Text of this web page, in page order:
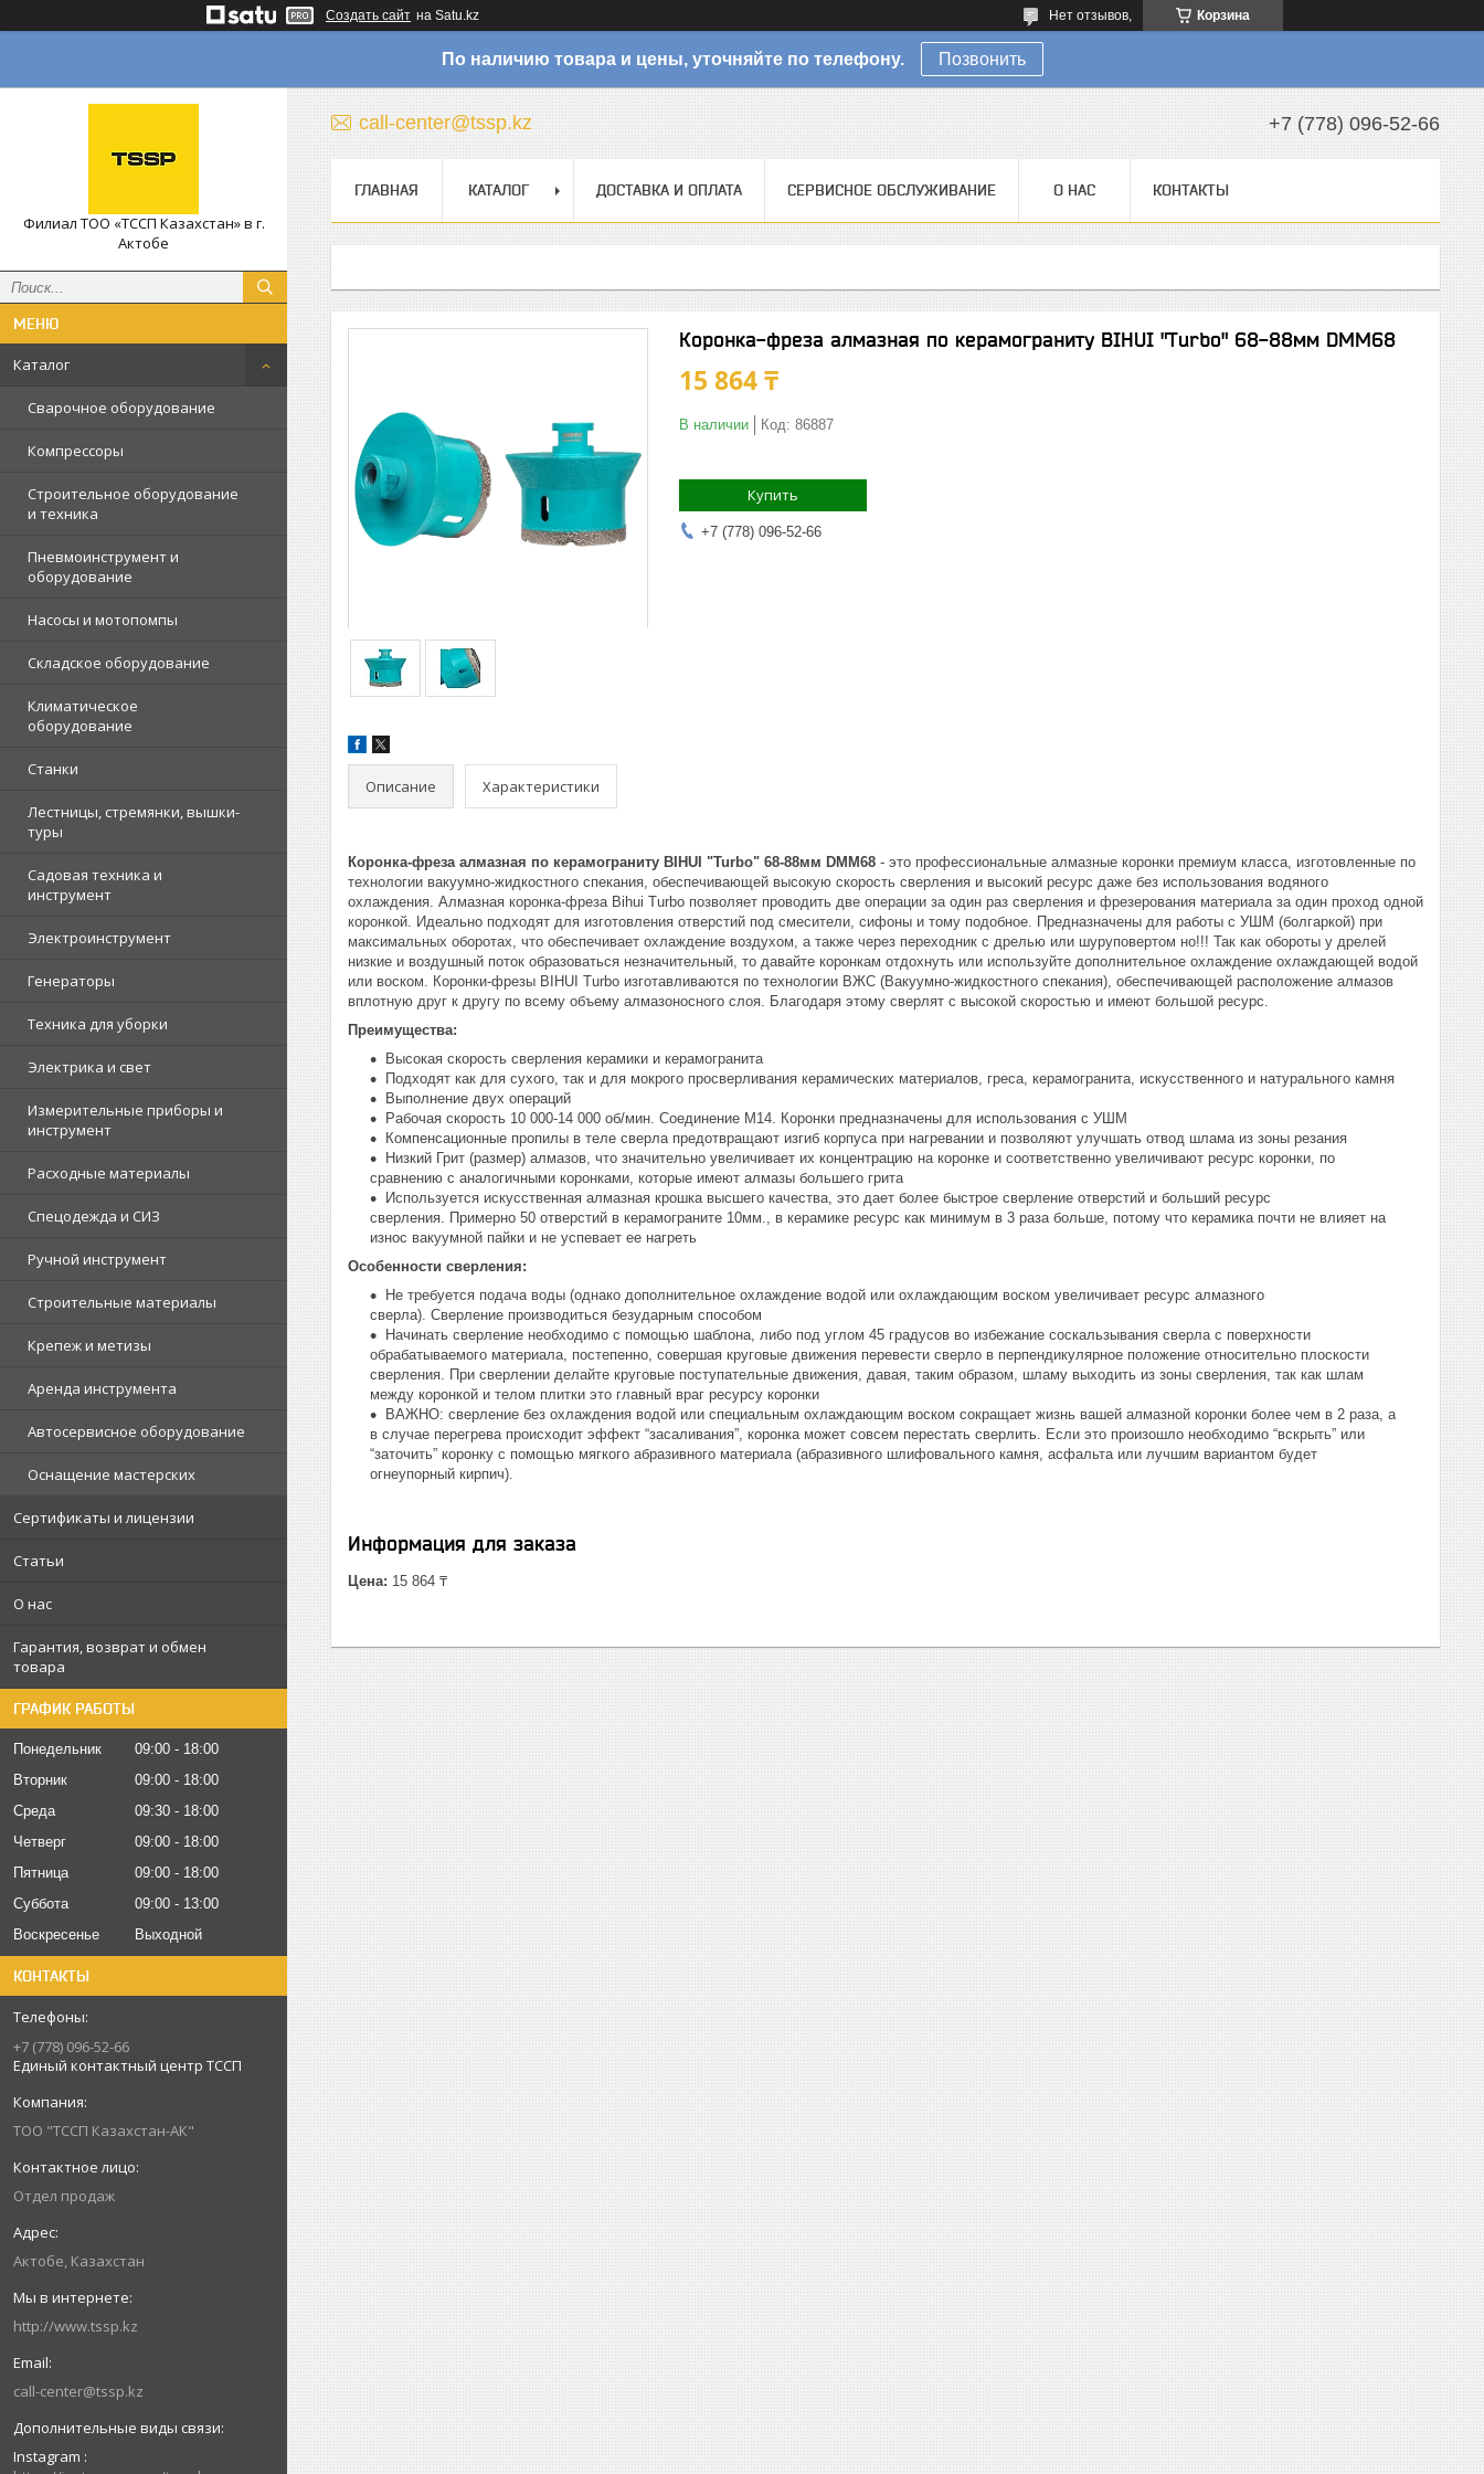
Создать сайт на Satu.kz Корзина
Нет отзывов,
По наличию товара и цены, уточняйте по телефону. Позвонить
Филиал ТОО «ТССП Казахстан» в г.
Актобе
Каталог
Сварочное оборудование
Компрессоры
Строительное оборудование
и техника
Пневмоинструмент и
оборудование
Насосы и мотопомпы
Складское оборудование
Климатическое
оборудование
Станки
Лестницы, стремянки, вышки-
туры
Садовая техника и
инструмент
Электроинструмент
Генераторы
Техника для уборки
Электрика и свет
Измерительные приборы и
инструмент
Расходные материалы
Спецодежда и СИЗ
Ручной инструмент
Строительные материалы
Крепеж и метизы
Аренда инструмента
Автосервисное оборудование
Оснащение мастерских
Сертификаты и лицензии
Статьи
О нас
Гарантия, возврат и обмен
товара
ГРАФИК РАБОТЫ
Понедельник 09:00
18:00
Вторник
09:00
18:00
Среда
09:30
18:00
Четверг
09:00
18:00
Пятница
09:00
18:00
Суббота
09:00
13:00
Воскресенье
Выходной
КОНТАКТЫ
+7 (778) 096-52-66
Единый контактный центр ТССП
ТОО "ТССП Казахстан-АК"
Отдел продаж
Актобе, Казахстан
http://www.tssp.kz
call-center@tssp.kz
Instagram
call-center@tssp.kz +7 (778) 096-52-66
ГЛАВНАЯ КАТАЛОГ ДОСТАВКА И ОПЛАТА СЕРВИСНОЕ ОБСЛУЖИВАНИЕ О НАС КОНТАКТЫ
Коронка-фреза алмазная по керамограниту BIHUI "Turbo" 68-88мм DMM68
15 864 ₸
В наличии Код: 86887
Купить
+7 (778) 096-52-66
Описание Характеристики
Коронка-фреза алмазная по керамограниту BIHUI "Turbo" 68-88мм DMM68 - это профессиональные алмазные коронки премиум класса, изготовленные по
технологии вакуумно-жидкостного спекания, обеспечивающей высокую скорость сверления и высокий ресурс даже без использования водяного
охлаждения. Алмазная коронка-фреза Bihui Turbo позволяет проводить две операции за один раз сверления и фрезерования материала за один проход одной
коронкой. Идеально подходят для изготовления отверстий под смесители, сифоны и тому подобное. Предназначены для работы с УШМ (болгаркой) при
максимальных оборотах, что обеспечивает охлаждение воздухом, а также через переходник с дрелью или шуруповертом но!!! Так как обороты у дрелей
низкие и воздушный поток образоваться незначительный, то давайте коронкам отдохнуть или используйте дополнительное охлаждение охлаждающей водой
или воском. Коронки-фрезы BIHUI Turbo изготавливаются по технологии ВЖС (Вакуумно-жидкостного спекания), обеспечивающей расположение алмазов
вплотную друг к другу по всему объему алмазоносного слоя. Благодаря этому сверлят с высокой скоростью и имеют большой ресурс.
Преимущества:
Высокая скорость сверления керамики и керамогранита
Подходят как для сухого, так и для мокрого просверливания керамических материалов, греса, керамогранита, искусственного и натурального камня
Выполнение двух операций
Рабочая скорость 10 000-14 000 об/мин. Соединение М14. Коронки предназначены для использования с УШМ
Компенсационные пропилы в теле сверла предотвращают изгиб корпуса при нагревании и позволяют улучшать отвод шлама из зоны резания
Низкий Грит (размер) алмазов, что значительно увеличивает их концентрацию на коронке и соответственно увеличивают ресурс коронки, по
сравнению с аналогичными коронками, которые имеют алмазы большего грита
Используется искусственная алмазная крошка высшего качества, это дает более быстрое сверление отверстий и больший ресурс
сверления. Примерно 50 отверстий в керамограните 10мм., в керамике ресурс как минимум в 3 раза больше, потому что керамика почти не влияет на
износ вакуумной пайки и не успевает ее нагреть
Особенности сверления:
Не требуется подача воды (однако дополнительное охлаждение водой или охлаждающим воском увеличивает ресурс алмазного
сверла). Сверление производиться безударным способом
Начинать сверление необходимо с помощью шаблона, либо под углом 45 градусов во избежание соскальзывания сверла с поверхности
обрабатываемого материала, постепенно, совершая круговые движения перевести сверло в перпендикулярное положение относительно плоскости
сверления. При сверлении делайте круговые поступательные движения, давая, таким образом, шламу выходить из зоны сверления, так как шлам
между коронкой и телом плитки это главный враг ресурсу коронки
ВАЖНО: сверление без охлаждения водой или специальным охлаждающим воском сокращает жизнь вашей алмазной коронки более чем в 2 раза, а
в случае перегрева происходит эффект “засаливания”, коронка может совсем перестать сверлить. Если это произошло необходимо “вскрыть” или
“заточить” коронку с помощью мягкого абразивного материала (абразивного шлифовального камня, асфальта или лучшим вариантом будет
огнеупорный кирпич).
Информация для заказа
Цена: 15 864 ₸